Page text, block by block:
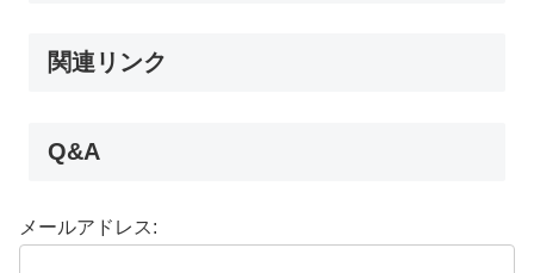
関連リンク
Q&A
メールアドレス: